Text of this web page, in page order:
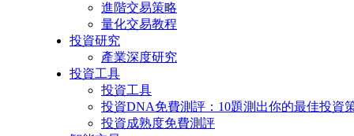
進階交易策略
量化交易教程
投資研究
產業深度研究
投資工具
投資工具
投資DNA免費測評：10題測出你的最佳投資
投資成熟度免費測評